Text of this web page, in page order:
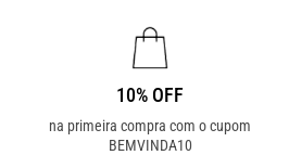
10% OFF
na primeira compra com o cupom
BEMVINDA10